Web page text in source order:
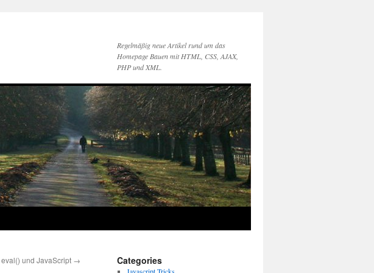
Regelmäßig neue Artikel rund um das
Homepage Bauen mit HTML, CSS, AJAX,
PHP und XML.
eval() und JavaScript → Categories